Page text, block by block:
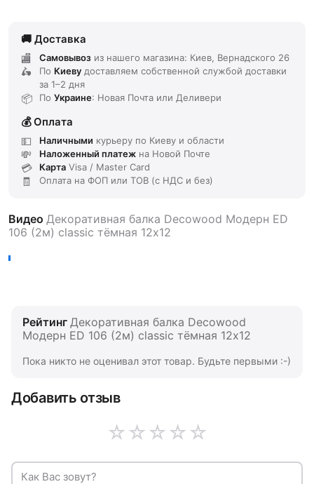
Доставка
Самовывоз из нашего магазина: Киев, Вернадского 26
По Киеву доставляем собственной службой доставки
за 1–2 дня
По Украине: Новая Почта или Деливери
Оплата
Наличными курьеру по Киеву и области
Наложенный платеж на Новой Почте
Карта Visa / Master Card
Оплата на ФОП или ТОВ (с НДС и без)
Видео Декоративная балка Decowood Модерн ED
106 (2м) classic тёмная 12х12
Рейтинг Декоративная балка Decowood
Модерн ED 106 (2м) classic тёмная 12х12
Пока никто не оценивал этот товар. Будьте первыми :-)
Добавить отзыв
☆
☆
☆
☆
☆
Как Вас зовут?